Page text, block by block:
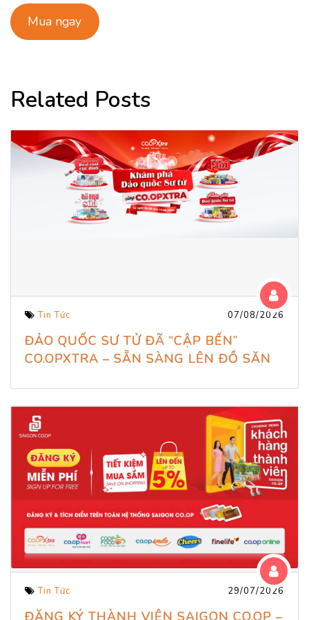
Mua ngay
Related Posts
Tin Tức 07/08/2026
ĐẢO QUỐC SƯ TỬ ĐÃ “CẬP BẾN”
CO.OPXTRA – SẴN SÀNG LÊN ĐỒ SĂN
Tin Tức 29/07/2026
ĐĂNG KÝ THÀNH VIÊN SAIGON CO.OP –